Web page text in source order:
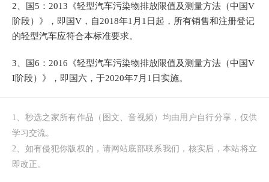
2、国5：2013《轻型汽车污染物排放限值及测量方法（中国V
阶段）》，即国V，自2018年1月1日起，所有销售和注册登记
的轻型汽车应符合本标准要求。
3、国6：2016《轻型汽车污染物排放限值及测量方法（中国V
I阶段）》，即国六，于2020年7月1日实施。
1、秒选之家所有作品（图文、音视频）均由用户自行分享，仅供
学习交流。
2、如有侵犯你版权的，请网站底部联系我们，核实后，本站将立
即改正。